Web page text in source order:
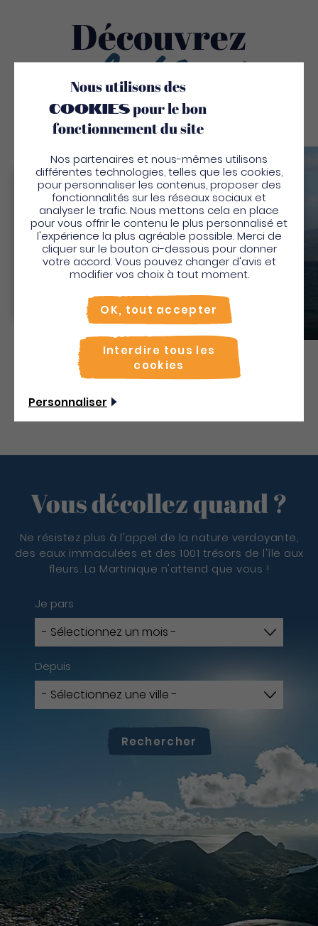
Découvrez
Aussi
Kanoa
Excursion mer
Découvrir
Vous décollez quand ?
Ne résistez plus à l'appel de la nature verdoyante,
des eaux immaculées et des 1001 trésors de l'île aux
fleurs. La Martinique n'attend que vous !
Je pars
Depuis
Rechercher
Bienvenue en Martinique
Pour profiter de votre séjour et trouver des
activités en quelques clics, activez le mode “sur
place”.
Utiliser le mode surplace
Nous utilisons des
cookiespour le bon
fonctionnement du site
Nos partenaires et nous-mêmes utilisons
différentes technologies, telles que les cookies,
pour personnaliser les contenus, proposer des
fonctionnalités sur les réseaux sociaux et
analyser le trafic. Nous mettons cela en place
pour vous offrir le contenu le plus personnalisé et
l'expérience la plus agréable possible. Merci de
cliquer sur le bouton ci-dessous pour donner
votre accord. Vous pouvez changer d'avis et
modifier vos choix à tout moment.
OK, tout accepter
Interdire tous les
cookies
Personnaliser